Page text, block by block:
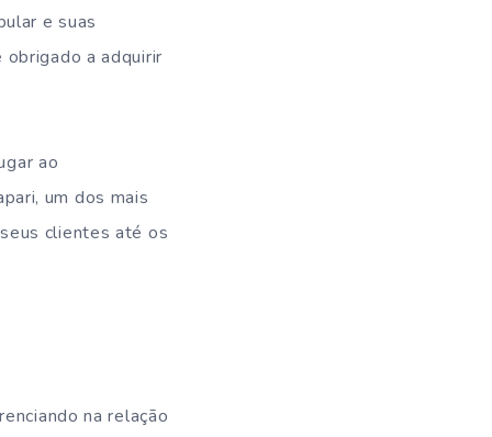
e suas
a adquirir
ao
um dos mais
clientes até os
na relação